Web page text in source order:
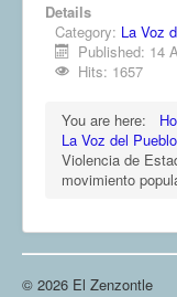
Details
Category: La Voz
Published: 14
Hits: 1657
You are here:
La Voz del Pueblo
Violencia de
movimiento
© 2026 El Zenzontle